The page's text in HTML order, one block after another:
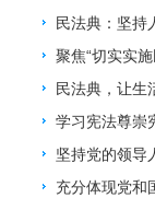
民法典：坚持
聚焦“切实实
民法典，让生
学习宪法尊
义
坚持党的领导
——二论宪法
充分体现党和